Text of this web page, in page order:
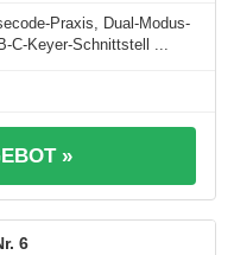
Praxis, Dual-Modus-
C-Keyer-Schnittstell ...
»
6